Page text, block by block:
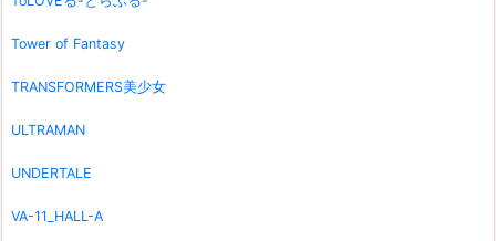
Tower of Fantasy
TRANSFORMERS美少女
ULTRAMAN
UNDERTALE
VA-11_HALL-A